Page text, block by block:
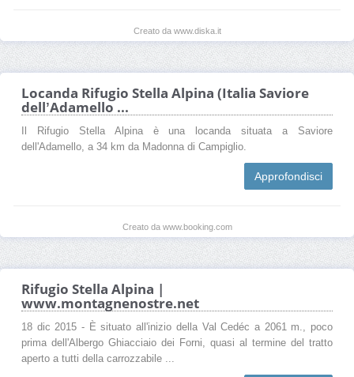
Creato da www.diska.it
Locanda Rifugio Stella Alpina (Italia Saviore
dellʼAdamello ...
Il Rifugio Stella Alpina è una locanda situata a Saviore
dell'Adamello, a 34 km da Madonna di Campiglio.
Approfondisci
Creato da www.booking.com
Rifugio Stella Alpina |
www.montagnenostre.net
18 dic 2015 - È situato all'inizio della Val Cedéc a 2061 m., poco
prima dell'Albergo Ghiacciaio dei Forni, quasi al termine del tratto
aperto a tutti della carrozzabile ...